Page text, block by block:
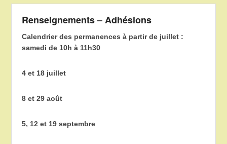
Renseignements – Adhésions
Calendrier des permanences à partir de juillet :
samedi de 10h à 11h30
4 et 18 juillet
8 et 29 août
5, 12 et 19 septembre